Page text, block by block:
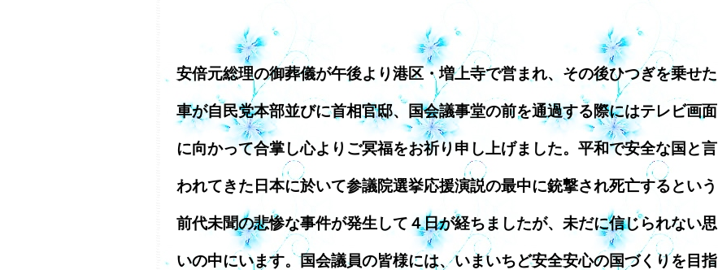
安倍元総理の御葬儀が午後より港区・増上寺で営まれ、その後ひつぎを乗せた
車が自民党本部並びに首相官邸、国会議事堂の前を通過する際にはテレビ画面
に向かって合掌し心よりご冥福をお祈り申し上げました。平和で安全な国と言
われてきた日本に於いて参議院選挙応援演説の最中に銃撃され死亡するという
前代未聞の悲惨な事件が発生して４日が経ちましたが、未だに信じられない思
いの中にいます。国会議員の皆様には、いまいちど安全安心の国づくりを目指